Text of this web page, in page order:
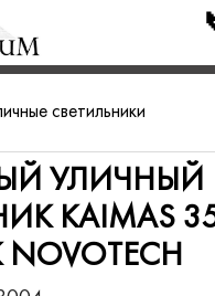
светильники
УЛИЧНЫЙ
KAIMAS